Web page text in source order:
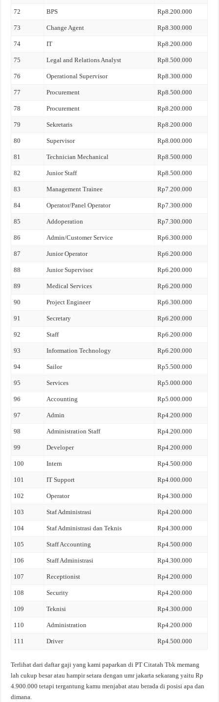
72 BPS Rp8.200.000
73 Change Agent Rp8.300.000
74 IT Rp8.200.000
75 Legal and Relations Analyst Rp8.500.000
76 Operational Supervisor Rp8.300.000
77 Procurement Rp8.500.000
78 Procurement Rp8.200.000
79 Sekretaris Rp8.200.000
80 Supervisor Rp8.000.000
81 Technician Mechanical Rp8.500.000
82 Junior Staff Rp8.500.000
83 Management Trainee Rp7.200.000
84 Operator/Panel Operator Rp7.300.000
85 Addoperation Rp7.300.000
86 Admin/Customer Service Rp6.300.000
87 Junior Operator Rp6.200.000
88 Junior Supervisor Rp6.200.000
89 Medical Services Rp6.200.000
90 Project Engineer Rp6.300.000
91 Secretary Rp6.200.000
92 Staff Rp6.200.000
93 Information Technology Rp6.200.000
94 Sailor Rp5.500.000
95 Services Rp5.000.000
96 Accounting Rp5.000.000
97 Admin Rp4.200.000
98 Administration Staff Rp4.200.000
99 Developer Rp4.200.000
100 Intern Rp4.500.000
101 IT Support Rp4.000.000
102 Operator Rp4.300.000
103 Staf Administrasi Rp4.200.000
104 Staf Administrasi dan Teknis Rp4.300.000
105 Staff Accounting Rp4.500.000
106 Staff Administrasi Rp4.300.000
107 Receptionist Rp4.200.000
108 Security Rp4.200.000
109 Teknisi Rp4.300.000
110 Administration Rp4.200.000
111 Driver Rp4.500.000
Terlihat dari daftar gaji yang kami paparkan di PT Citatah Tbk memang
lah cukup besar atau hampir setara dengan umr jakarta sekarang yaitu Rp
4.900.000 tetapi tergantung kamu menjabat atau berada di posisi apa dan
dimana.